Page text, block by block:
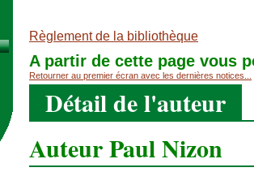
Règlement de la bibliothèque
A partir de cette page vous
Retourner au premier écran avec les dernières notices...
Détail de l'auteur
Auteur Paul Nizon